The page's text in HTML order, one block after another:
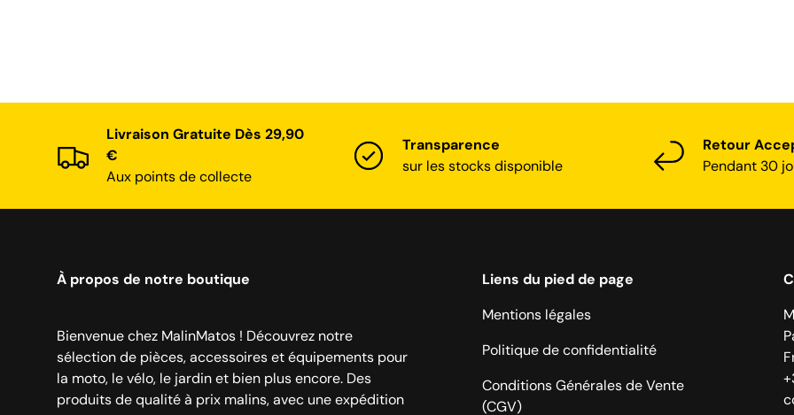
Livraison Gratuite Dès 29,90
€
Aux points de collecte
Transparence
sur les stocks disponible
Retour
Pendant 30
À propos de notre boutique
Bienvenue chez MalinMatos ! Découvrez notre
sélection de pièces, accessoires et équipements pour
la moto, le vélo, le jardin et bien plus encore. Des
produits de qualité à prix malins, avec une expédition
Liens du pied de page
Mentions légales
Politique de confidentialité
Conditions Générales de Vente
(CGV)